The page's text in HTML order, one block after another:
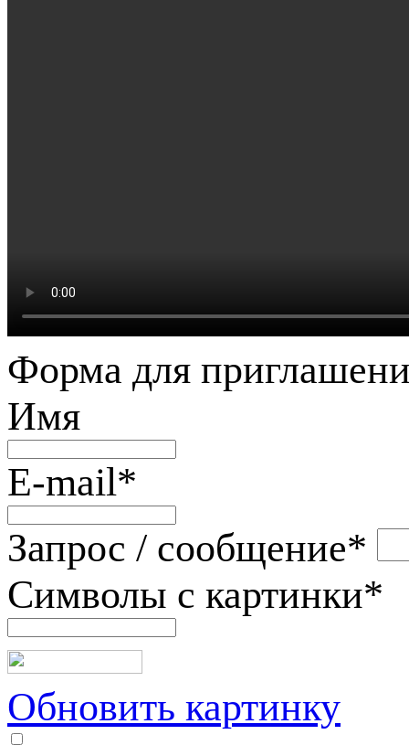
Форма для
Имя
E-mail*
Запрос / сообщение*
Символы с картинки*
Обновить картинку